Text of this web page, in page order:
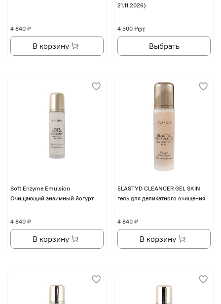
4 840 ₽
В корзину
21.11.2026)
от
4 500 ₽
Выбрать
Soft Enzyme Emulsion
Очищающий энзимный йогурт
4 840 ₽
В корзину
ELASTYD CLEANCER GEL SKIN
гель для деликатного очищения
4 840 ₽
В корзину